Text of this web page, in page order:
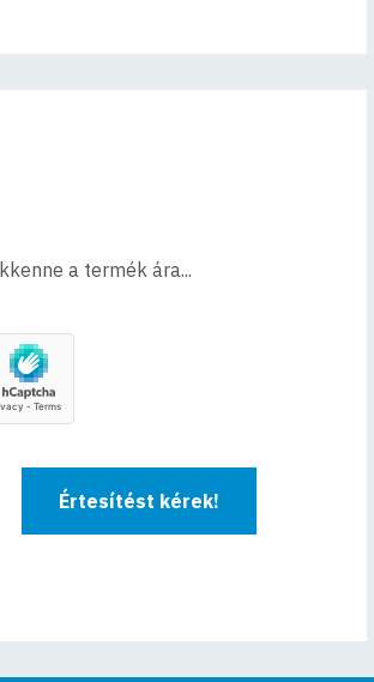
a termék ára...
Értesítést kérek!